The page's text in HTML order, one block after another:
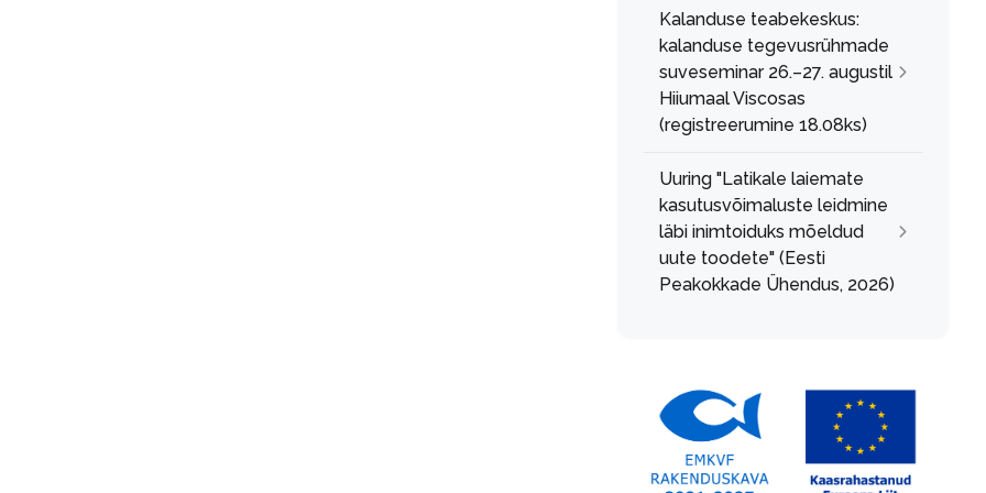
Kalanduse teabekeskus:
kalanduse tegevusrühmade
suveseminar 26.–27. augustil
Hiiumaal Viscosas
(registreerumine 18.08ks)
Uuring "Latikale laiemate
kasutusvõimaluste leidmine
läbi inimtoiduks mõeldud
uute toodete" (Eesti
Peakokkade Ühendus, 2026)